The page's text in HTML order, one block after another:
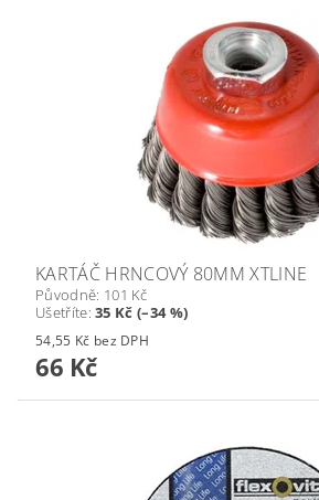
KARTÁČ HRNCOVÝ 80MM XTLINE
Původně: 101 Kč
Ušetříte:35 Kč (–34 %)
54,55 Kč bez DPH
66 Kč